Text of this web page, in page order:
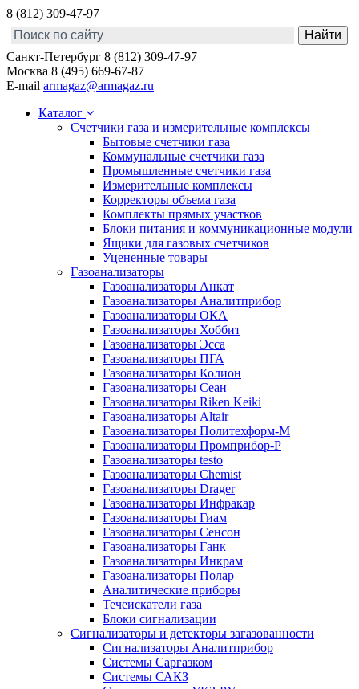
8 (812) 309-47-97
Санкт-Петербург 8 (812) 309-47-97
Москва 8 (495) 669-67-87
E-mail armagaz@armagaz.ru
Каталог
Счетчики газа и измерительные комплексы
Бытовые счетчики газа
Коммунальные счетчики газа
Промышленные счетчики газа
Измерительные комплексы
Корректоры объема газа
Комплекты прямых участков
Блоки питания и коммуникационные модули
Ящики для газовых счетчиков
Уцененные товары
Газоанализаторы
Газоанализаторы Анкат
Газоанализаторы Аналитприбор
Газоанализаторы ОКА
Газоанализаторы Хоббит
Газоанализаторы Эсса
Газоанализаторы ПГА
Газоанализаторы Колион
Газоанализаторы Сеан
Газоанализаторы Riken Keiki
Газоанализаторы Altair
Газоанализаторы Политехформ-М
Газоанализаторы Промприбор-Р
Газоанализаторы testo
Газоанализаторы Chemist
Газоанализаторы Drager
Газоанализаторы Инфракар
Газоанализаторы Гиам
Газоанализаторы Сенсон
Газоанализаторы Ганк
Газоанализаторы Инкрам
Газоанализаторы Полар
Аналитические приборы
Течеискатели газа
Блоки сигнализации
Сигнализаторы и детекторы загазованности
Сигнализаторы Аналитприбор
Системы Саргазком
Системы САКЗ